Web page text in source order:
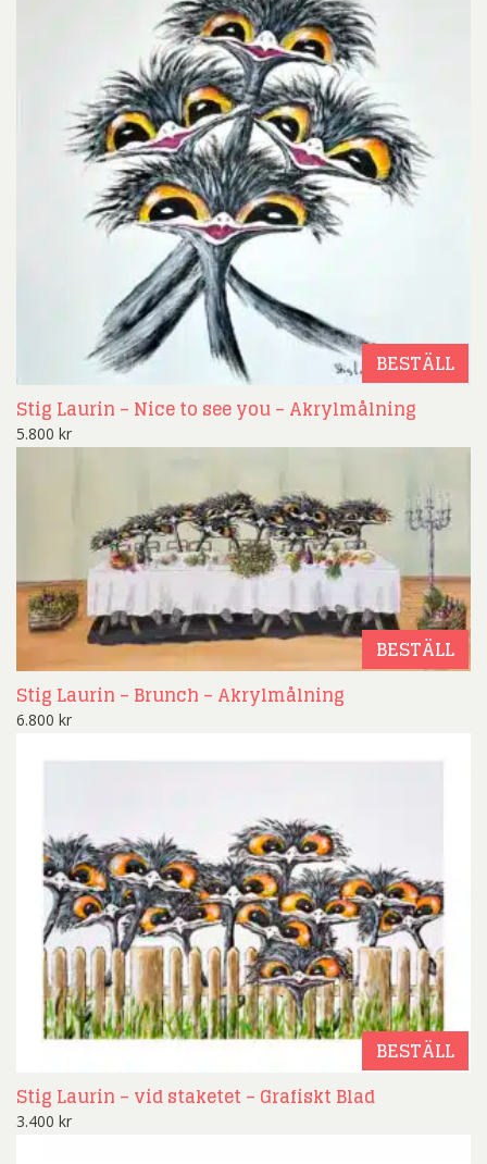
BESTÄLL
Stig Laurin – Nice to see you – Akrylmålning
5.800 kr
BESTÄLL
Stig Laurin – Brunch – Akrylmålning
6.800 kr
BESTÄLL
Stig Laurin – vid staketet – Grafiskt Blad
3.400 kr